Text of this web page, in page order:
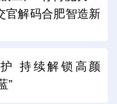
官解码合肥智造新
持续解锁高颜
”